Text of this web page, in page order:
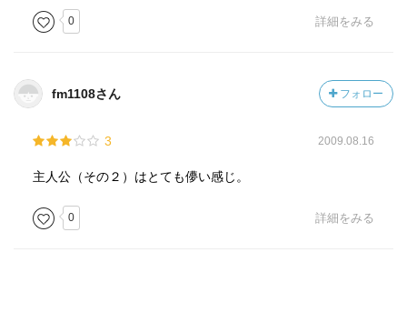
0 詳細をみる
fm1108さん フォロー
3 2009.08.16
主人公（その２）はとても儚い感じ。
0 詳細をみる